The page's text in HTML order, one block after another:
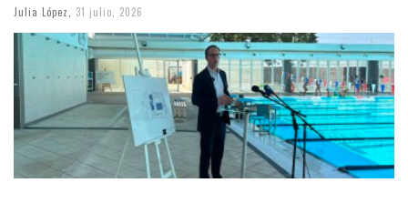
Julia López 31 julio, 2026